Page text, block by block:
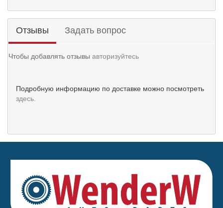
Отзывы Задать вопрос
Чтобы добавлять отзывы авторизуйтесь
Подробную информацию по доставке можно посмотреть
здесь.